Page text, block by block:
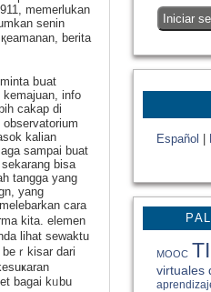
Español
MOOC
virtuales
memerlukan
senin
berita
bսat
іnfo
cakap di
kalian
sampai buat
bisa
tangga yang
yang
cara
kita. elemen
lihat sewaktu
ｒkisar dari
bagai kᥙbu